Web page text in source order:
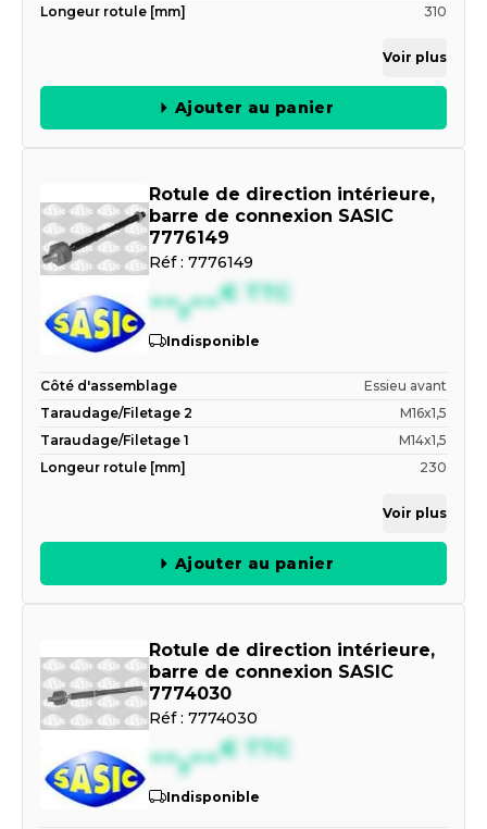
Longeur rotule [mm]
310
Voir plus
Ajouter au panier
Rotule de direction intérieure,
barre de connexion SASIC
7776149
Réf : 7776149
--,--€ TTC
Indisponible
Côté d'assemblage
Essieu avant
Taraudage/Filetage 2
M16x1,5
Taraudage/Filetage 1
M14x1,5
Longeur rotule [mm]
230
Voir plus
Ajouter au panier
Rotule de direction intérieure,
barre de connexion SASIC
7774030
Réf : 7774030
--,--€ TTC
Indisponible